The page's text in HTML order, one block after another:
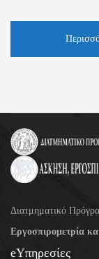
Διατμηματικό
Εργοσπιρομετρία
eΥπηρεσίες